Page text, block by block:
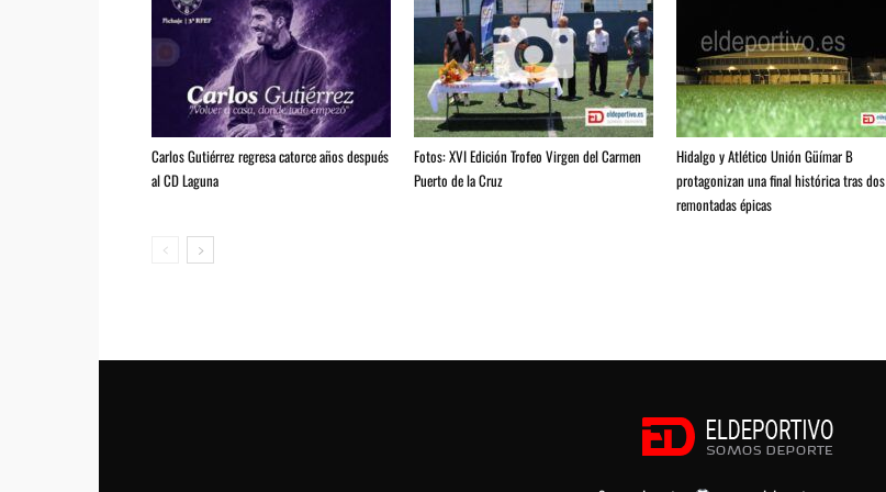
Carlos Gutiérrez regresa catorce años después
al CD Laguna
Fotos: XVI Edición Trofeo Virgen del Carmen
Puerto de la Cruz
Hidalgo y Atlético Unión Güímar B
protagonizan una final histórica tras dos
remontadas épicas